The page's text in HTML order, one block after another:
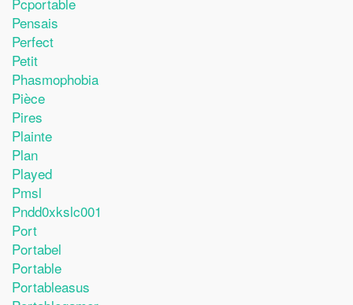
Pensais
Perfect
Petit
Phasmophobia
Pièce
Pires
Plainte
Plan
Played
Pmsl
Pndd0xkslc001
Port
Portabel
Portable
Portableasus